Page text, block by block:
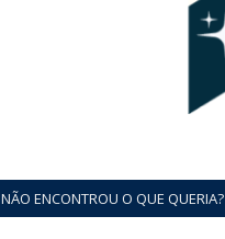
NÃO ENCONTROU O QUE QUERIA?